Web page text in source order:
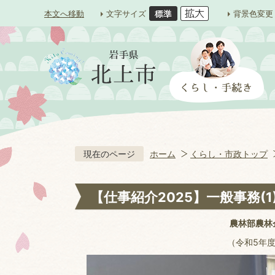
本文へ移動 文字サイズ 背景色変更
現在のページ ホーム くらし・市政トップ
【仕事紹介2025】一般事務
農林部農
（令和5年